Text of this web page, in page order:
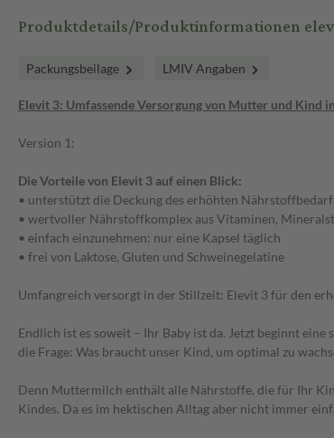
Produktdetails/Produktinformationen
Packungsbeilage LMIV Angaben
Elevit 3: Umfassende Versorgung von Mutter und Kind
Version 1:
Die Vorteile von Elevit 3 auf einen Blick:
• unterstützt die Deckung des erhöhten
• wertvoller Nährstoffkomplex aus Vitaminen,
• einfach einzunehmen: nur eine Kapsel täglich
• frei von Laktose, Gluten und Schweinegelatine
Umfangreich versorgt in der Stillzeit: Elevit 3 für den
Endlich ist es soweit – Ihr Baby ist da. Jetzt beginnt
die Frage: Was braucht unser Kind, um optimal zu
Denn Muttermilch enthält alle Nährstoffe, die für Ihr
Kindes. Da es im hektischen Alltag aber nicht immer